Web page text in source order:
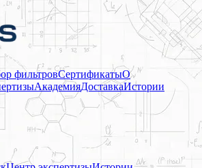
фильтровСертификатыО
АкадемияДоставкаИстории